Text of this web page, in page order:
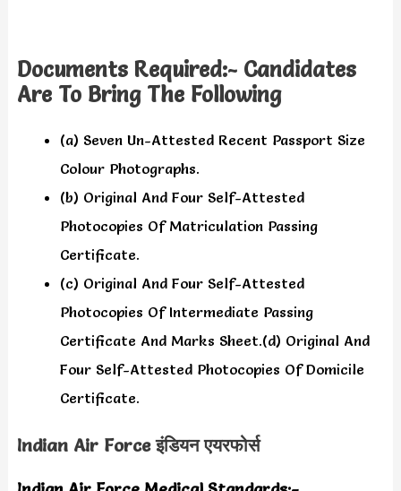
Documents Required:- Candidates
Are To Bring The Following
(a) Seven Un-Attested Recent Passport Size
Colour Photographs.
(b) Original And Four Self-Attested
Photocopies Of Matriculation Passing
Certificate.
(c) Original And Four Self-Attested
Photocopies Of Intermediate Passing
Certificate And Marks Sheet.(d) Original And
Four Self-Attested Photocopies Of Domicile
Certificate.
Indian Air Force इंडियन एयरफोर्स